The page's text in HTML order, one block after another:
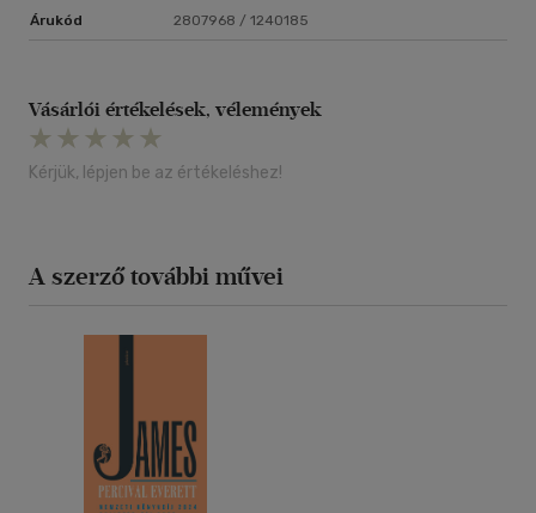
Árukód 2807968 / 1240185
Vásárlói értékelések, vélemények
Kérjük, lépjen be az értékeléshez!
A szerző további művei